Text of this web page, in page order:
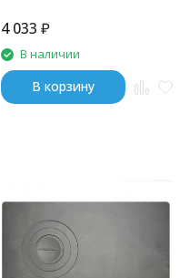
4 033 ₽
В наличии
В корзину